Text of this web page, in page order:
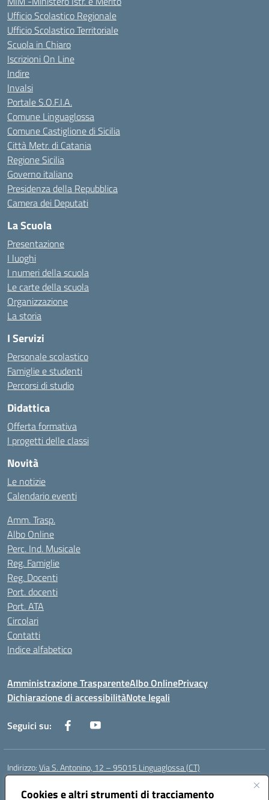
Cookies e altri strumenti di tracciamento
Ufficio Scolastico Regionale
Ufficio Scolastico Territoriale
Scuola in Chiaro
Iscrizioni On Line
Indire
Invalsi
Portale S.O.F.I.A.
Comune Linguaglossa
Comune Castiglione di Sicilia
Città Metr. di Catania
Regione Sicilia
Governo italiano
Presidenza della Repubblica
Camera dei Deputati
La Scuola
Presentazione
I luoghi
I numeri della scuola
Le carte della scuola
Organizzazione
La storia
I Servizi
Personale scolastico
Famiglie e studenti
Percorsi di studio
Didattica
Offerta formativa
I progetti delle classi
Novità
Le notizie
Calendario eventi
Amm. Trasp.
Albo Online
Perc. Ind. Musicale
Reg. Famiglie
Reg. Docenti
Port. docenti
Port. ATA
Circolari
Contatti
Indice alfabetico
Amministrazione TrasparenteAlbo OnlinePrivacy
Dichiarazione di accessibilitàNote legali
Seguici su:
Indirizzo:Via S. Antonino, 12 – 95015 Linguaglossa (CT)
Centralino:
Posta elettronica certificata (PEC):ctic83200r@pec.istruzione.it